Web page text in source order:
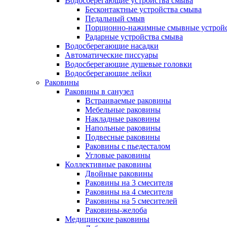
Бесконтактные устройства смыва
Педальный смыв
Порционно-нажимные смывные
Радарные устройства смыва
Водосберегающие насадки
Автоматические писсуары
Водосберегающие душевые головки
Водосберегающие лейки
Раковины
Раковины в санузел
Встраиваемые раковины
Мебельные раковины
Накладные раковины
Напольные раковины
Подвесные раковины
Раковины с пьедесталом
Угловые раковины
Коллективные раковины
Двойные раковины
Раковины на 3 смесителя
Раковины на 4 смесителя
Раковины на 5 смесителей
Раковины-желоба
Медицинские раковины